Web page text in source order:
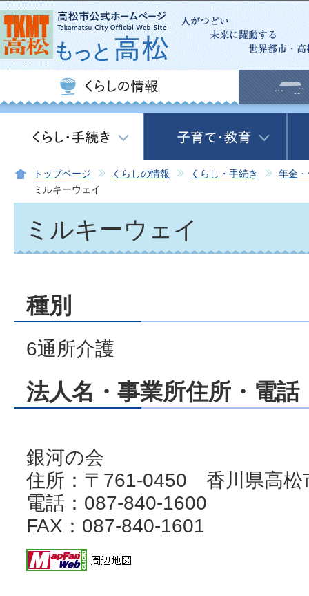
この
トップページ くらしの情報 くらし・手続き
年金
ミルキーウェイ
ミルキーウェイ
種別
6通所介護
法人名・事業所住所・電話
銀河の会
住所：〒761-0450 香川県高松
電話：087-840-1600
FAX：087-840-1601